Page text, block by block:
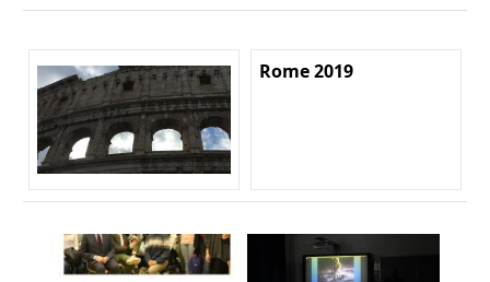
Rome 2019